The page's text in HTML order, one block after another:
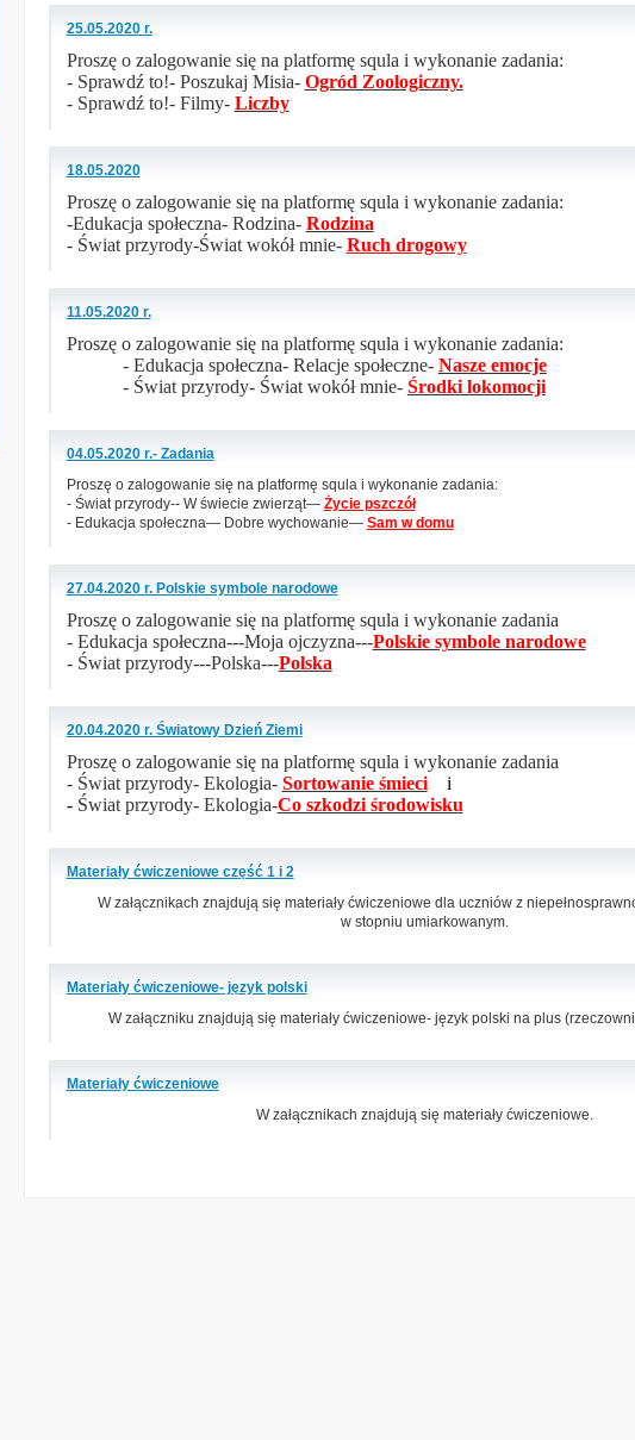
25.05.2020 r.
Proszę o zalogowanie się na platformę squla i wykonanie zadania:
- Sprawdź to!- Poszukaj Misia- Ogród Zoologiczny.
- Sprawdź to!- Filmy- Liczby
18.05.2020
Proszę o zalogowanie się na platformę squla i wykonanie zadania:
-Edukacja społeczna- Rodzina- Rodzina
- Świat przyrody-Świat wokół mnie- Ruch drogowy
11.05.2020 r.
Proszę o zalogowanie się na platformę squla i wykonanie zadania:
- Edukacja społeczna- Relacje społeczne- Nasze emocje
- Świat przyrody- Świat wokół mnie- Środki lokomocji
04.05.2020 r.- Zadania
Proszę o zalogowanie się na platformę squla i wykonanie zadania:
- Świat przyrody-- W świecie zwierząt— Życie pszczół
- Edukacja społeczna— Dobre wychowanie— Sam w domu
27.04.2020 r. Polskie symbole narodowe
Proszę o zalogowanie się na platformę squla i wykonanie zadania
- Edukacja społeczna---Moja ojczyzna---Polskie symbole narodowe
- Świat przyrody---Polska---Polska
20.04.2020 r. Światowy Dzień Ziemi
Proszę o zalogowanie się na platformę squla i wykonanie zadania
- Świat przyrody- Ekologia- Sortowanie śmieci
i
- Świat przyrody- Ekologia-Co szkodzi środowisku
Materiały ćwiczeniowe część 1 i 2
W załącznikach znajdują się materiały ćwiczeniowe dla uczniów z
w stopniu umiarkowanym.
Materiały ćwiczeniowe- język polski
W załączniku znajdują się materiały ćwiczeniowe- język polski na plus
Materiały ćwiczeniowe
W załącznikach znajdują się materiały ćwiczeniowe.